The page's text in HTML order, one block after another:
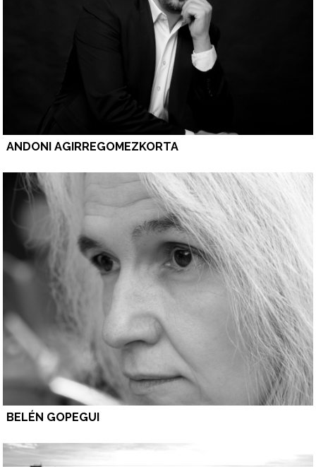
ANDONI AGIRREGOMEZKORTA
BELÉN GOPEGUI